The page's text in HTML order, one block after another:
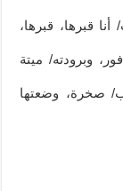
قبرها، قبرها،
وبرودته/ ميتة
صخرة، وضعتها